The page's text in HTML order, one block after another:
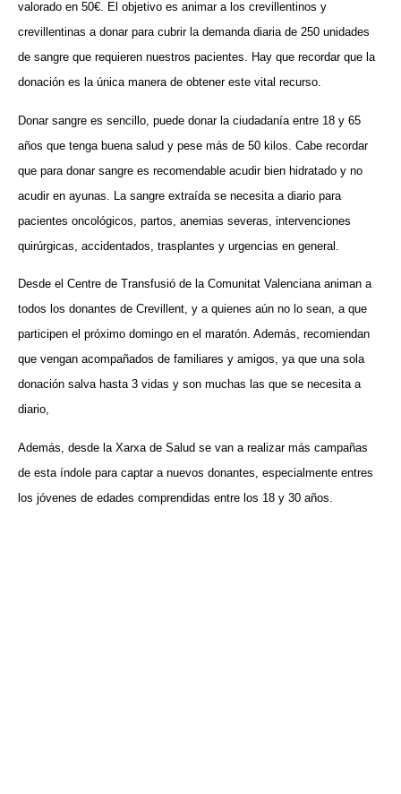
valorado en 50€. El objetivo es animar a los crevillentinos y
crevillentinas a donar para cubrir la demanda diaria de 250 unidades
de sangre que requieren nuestros pacientes. Hay que recordar que la
donación es la única manera de obtener este vital recurso.
Donar sangre es sencillo, puede donar la ciudadanía entre 18 y 65
años que tenga buena salud y pese más de 50 kilos. Cabe recordar
que para donar sangre es recomendable acudir bien hidratado y no
acudir en ayunas. La sangre extraída se necesita a diario para
pacientes oncológicos, partos, anemias severas, intervenciones
quirúrgicas, accidentados, trasplantes y urgencias en general.
Desde el Centre de Transfusió de la Comunitat Valenciana animan a
todos los donantes de Crevillent, y a quienes aún no lo sean, a que
participen el próximo domingo en el maratón. Además, recomiendan
que vengan acompañados de familiares y amigos, ya que una sola
donación salva hasta 3 vidas y son muchas las que se necesita a
diario,
Además, desde la Xarxa de Salud se van a realizar más campañas
de esta índole para captar a nuevos donantes, especialmente entres
los jóvenes de edades comprendidas entre los 18 y 30 años.